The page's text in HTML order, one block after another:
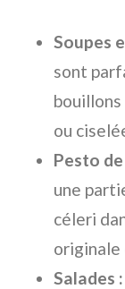
Soupes
sont
ou
Pesto
une
céleri
originale
Salades :